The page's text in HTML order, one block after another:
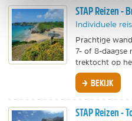
STAP Reizen -
Individuele reis
Prachtige
7- of 8-daagse
trektocht op
BEKIJK
STAP Reizen -